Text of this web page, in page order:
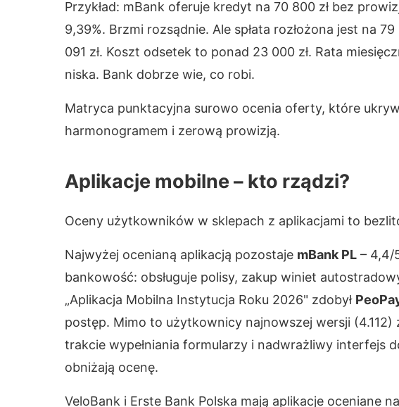
Przykład: mBank oferuje kredyt na 70 800 zł bez
9,39%. Brzmi rozsądnie. Ale spłata rozłożona jest na
091 zł. Koszt odsetek to ponad 23 000 zł. Rata
niska. Bank dobrze wie, co robi.
Matryca punktacyjna surowo ocenia oferty, które
harmonogramem i zerową prowizją.
Aplikacje mobilne – kto rządzi?
Oceny użytkowników w sklepach z aplikacjami to
Najwyżej ocenianą aplikacją pozostaje mBank PL – 4,4/
bankowość: obsługuje polisy, zakup winiet
„Aplikacja Mobilna Instytucja Roku 2026" zdobył
postęp. Mimo to użytkownicy najnowszej wersji (4.112)
trakcie wypełniania formularzy i nadwrażliwy interfejs
obniżają ocenę.
VeloBank i Erste Bank Polska mają aplikacje oceniane